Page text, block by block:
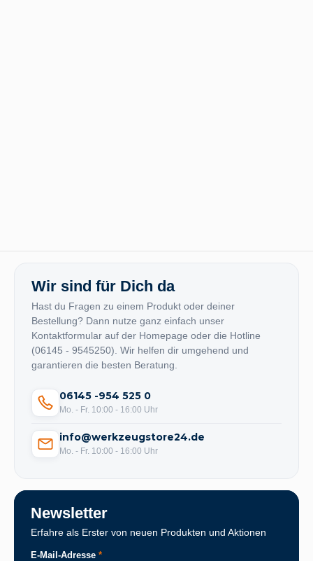
Wir sind für Dich da
Hast du Fragen zu einem Produkt oder deiner
Bestellung? Dann nutze ganz einfach unser
Kontaktformular auf der Homepage oder die Hotline
(06145 - 9545250). Wir helfen dir umgehend und
garantieren die besten Beratung.
06145 -954 525 0
Mo. - Fr. 10:00 - 16:00 Uhr
info@werkzeugstore24.de
Mo. - Fr. 10:00 - 16:00 Uhr
Newsletter
Erfahre als Erster von neuen Produkten und Aktionen
E-Mail-Adresse *